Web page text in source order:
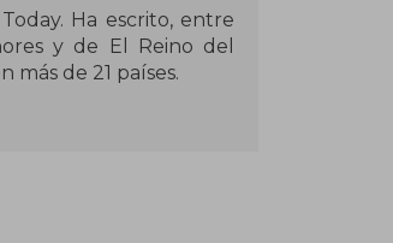
entre
y de El Reino del
más de 21 países.